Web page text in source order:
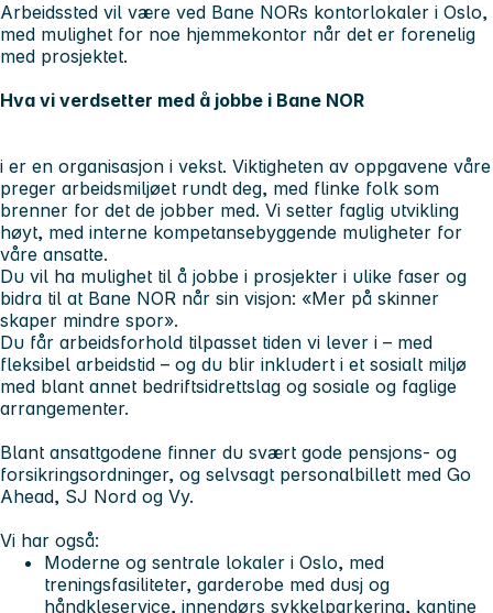
Arbeidssted vil være ved Bane NORs kontorlokaler i Oslo,
med mulighet for noe hjemmekontor når det er forenelig
med prosjektet.
Hva vi verdsetter med å jobbe i Bane NOR
i er en organisasjon i vekst. Viktigheten av oppgavene våre
preger arbeidsmiljøet rundt deg, med flinke folk som
brenner for det de jobber med. Vi setter faglig utvikling
høyt, med interne kompetansebyggende muligheter for
våre ansatte.
Du vil ha mulighet til å jobbe i prosjekter i ulike faser og
bidra til at Bane NOR når sin visjon: «Mer på skinner
skaper mindre spor».
Du får arbeidsforhold tilpasset tiden vi lever i – med
fleksibel arbeidstid – og du blir inkludert i et sosialt miljø
med blant annet bedriftsidrettslag og sosiale og faglige
arrangementer.
Blant ansattgodene finner du svært gode pensjons- og
forsikringsordninger, og selvsagt personalbillett med Go
Ahead, SJ Nord og Vy.
Vi har også:
Moderne og sentrale lokaler i Oslo, med
treningsfasiliteter, garderobe med dusj og
håndkleservice, innendørs sykkelparkering, kantine